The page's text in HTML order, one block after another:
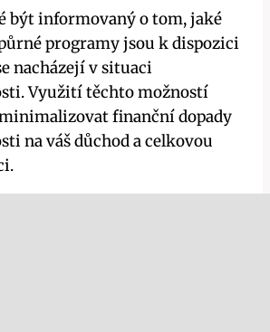
být informovaný o tom, jaké
programy jsou k dispozici
nacházejí v situaci
Využití těchto možností
finanční dopady
na váš důchod a celkovou